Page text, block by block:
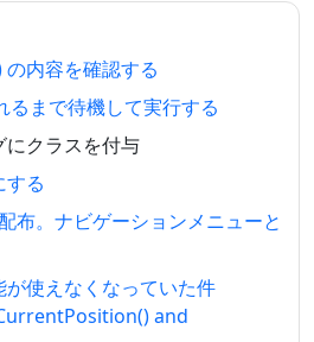
の内容を確認する
まで待機して実行する
にクラスを付与
する
布。ナビゲーションメニューと
が使えなくなっていた件
and